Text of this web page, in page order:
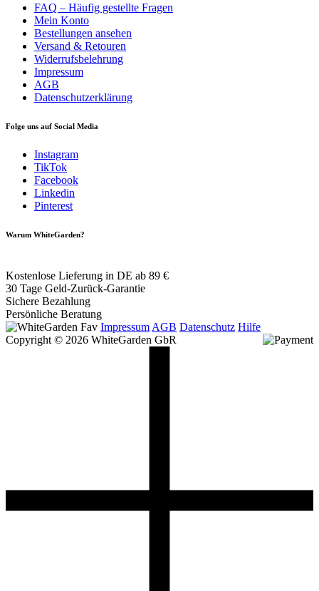
FAQ – Häufig gestellte Fragen
Mein Konto
Bestellungen ansehen
Versand & Retouren
Widerrufsbelehrung
Impressum
AGB
Datenschutzerklärung
Folge uns auf Social Media
Instagram
TikTok
Facebook
Linkedin
Pinterest
Warum WhiteGarden?
Kostenlose Lieferung in DE ab 89 €
30 Tage Geld-Zurück-Garantie
Sichere Bezahlung
Persönliche Beratung
Impressum AGB Datenschutz Hilfe
Copyright © 2026 WhiteGarden GbR